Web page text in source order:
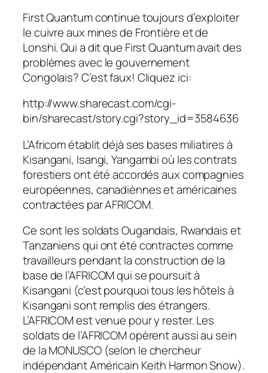
First Quantum continue toujours d’exploiter
le cuivre aux mines de Frontière et de
Lonshi. Qui a dit que First Quantum avait des
problèmes avec le gouvernement
Congolais? C’est faux! Cliquez ici:
http://www.sharecast.com/cgi-
bin/sharecast/story.cgi?story_id=3584636
L’Africom établit déjà ses bases miliatires à
Kisangani, Isangi, Yangambi où les contrats
forestiers ont été accordés aux compagnies
européennes, canadiènnes et américaines
contractées par AFRICOM.
Ce sont les soldats Ougandais, Rwandais et
Tanzaniens qui ont été contractes comme
travailleurs pendant la construction de la
base de l’AFRICOM qui se poursuit à
Kisangani (c’est pourquoi tous les hôtels à
Kisangani sont remplis des étrangers.
L’AFRICOM est venue pour y rester. Les
soldats de l’AFRICOM opèrent aussi au sein
de la MONUSCO (selon le chercheur
indépendant Américain Keith Harmon Snow).